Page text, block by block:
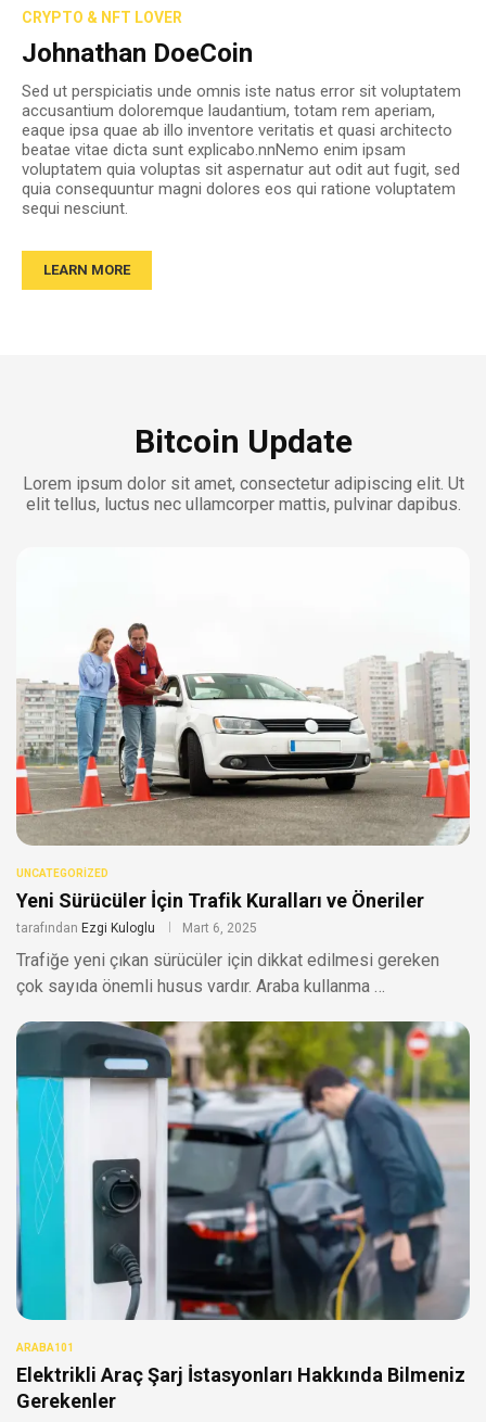
CRYPTO & NFT LOVER
Johnathan DoeCoin
Sed ut perspiciatis unde omnis iste natus error sit voluptatem
accusantium doloremque laudantium, totam rem aperiam,
eaque ipsa quae ab illo inventore veritatis et quasi architecto
beatae vitae dicta sunt explicabo.nnNemo enim ipsam
voluptatem quia voluptas sit aspernatur aut odit aut fugit, sed
quia consequuntur magni dolores eos qui ratione voluptatem
sequi nesciunt.
LEARN MORE
Bitcoin Update
Lorem ipsum dolor sit amet, consectetur adipiscing elit. Ut
elit tellus, luctus nec ullamcorper mattis, pulvinar dapibus.
UNCATEGORIZED
Yeni Sürücüler İçin Trafik Kuralları ve Öneriler
tarafından Ezgi Kuloglu Mart 6, 2025
Trafiğe yeni çıkan sürücüler için dikkat edilmesi gereken
çok sayıda önemli husus vardır. Araba kullanma …
ARABA101
Elektrikli Araç Şarj İstasyonları Hakkında Bilmeniz
Gerekenler